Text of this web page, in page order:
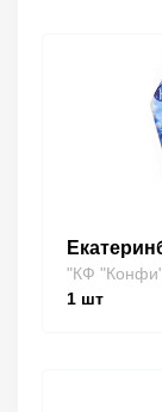
"КФ
1 шт